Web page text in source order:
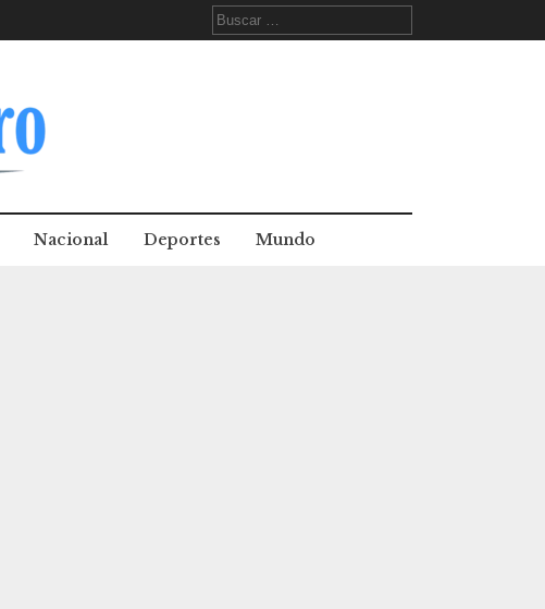
Buscar:
Nacional Deportes Mundo